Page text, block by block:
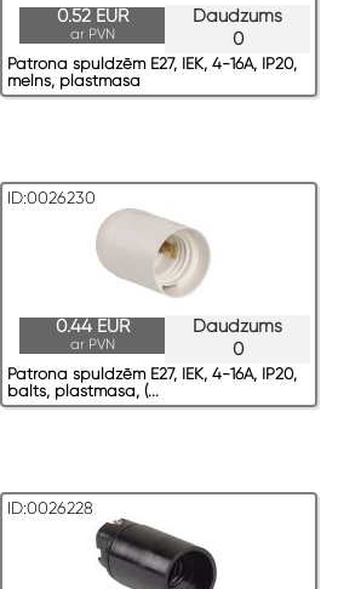
Daudzums
0
0.52 EUR
ar PVN
Patrona spuldzēm E27, IEK, 4-16A, IP20,
melns, plastmasa
ID:0026230
Daudzums
0
0.44 EUR
ar PVN
Patrona spuldzēm E27, IEK, 4-16A, IP20,
balts, plastmasa, (...
ID:0026228